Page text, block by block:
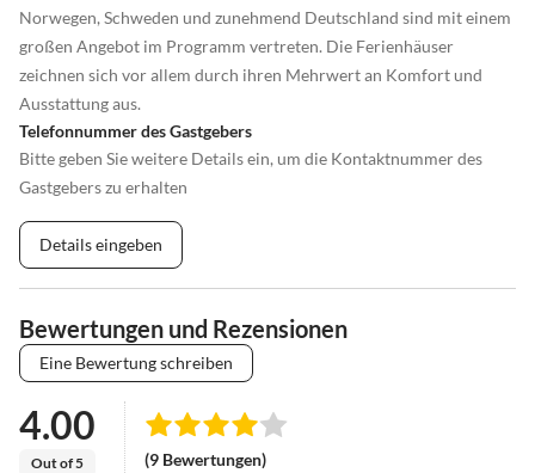
Norwegen, Schweden und zunehmend Deutschland sind mit einem
großen Angebot im Programm vertreten. Die Ferienhäuser
zeichnen sich vor allem durch ihren Mehrwert an Komfort und
Ausstattung aus.
Telefonnummer des Gastgebers
Bitte geben Sie weitere Details ein, um die Kontaktnummer des
Gastgebers zu erhalten
Details eingeben
Bewertungen und Rezensionen
Eine Bewertung schreiben
4.00
Out of 5 (9 Bewertungen)